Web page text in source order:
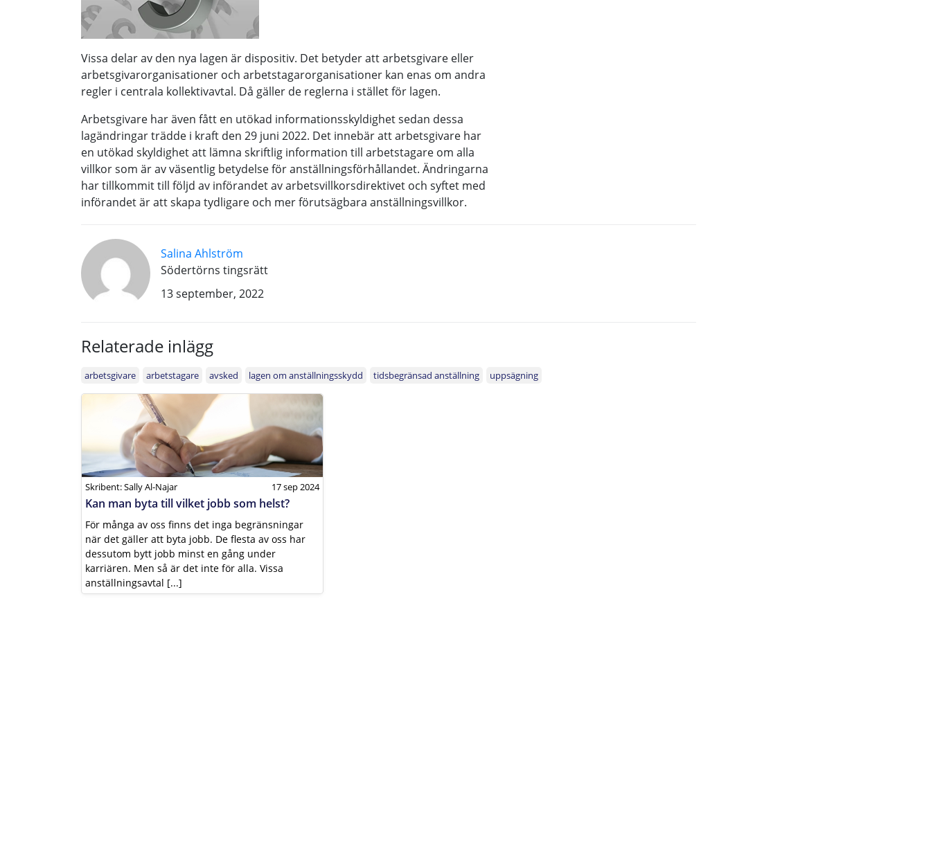
Vissa delar av den nya lagen är dispositiv. Det betyder att arbetsgivare eller
arbetsgivarorganisationer och arbetstagarorganisationer kan enas om andra
regler i centrala kollektivavtal. Då gäller de reglerna i stället för lagen.
Arbetsgivare har även fått en utökad informationsskyldighet sedan dessa
lagändringar trädde i kraft den 29 juni 2022. Det innebär att arbetsgivare har
en utökad skyldighet att lämna skriftlig information till arbetstagare om alla
villkor som är av väsentlig betydelse för anställningsförhållandet. Ändringarna
har tillkommit till följd av införandet av arbetsvillkorsdirektivet och syftet med
införandet är att skapa tydligare och mer förutsägbara anställningsvillkor.
Salina Ahlström
Södertörns tingsrätt
13 september, 2022
Relaterade inlägg
arbetsgivare arbetstagare avsked lagen om anställningsskydd tidsbegränsad anställning uppsägning
Skribent: Sally Al-Najar 17 sep 2024
Kan man byta till vilket jobb som helst?
För många av oss finns det inga begränsningar
när det gäller att byta jobb. De flesta av oss har
dessutom bytt jobb minst en gång under
karriären. Men så är det inte för alla. Vissa
anställningsavtal [...]